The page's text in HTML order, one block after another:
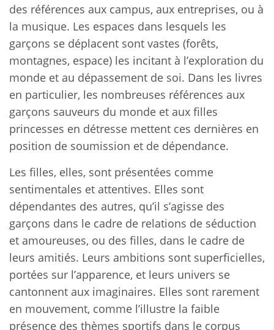
des références aux campus, aux entreprises, ou à
la musique. Les espaces dans lesquels les
garçons se déplacent sont vastes (forêts,
montagnes, espace) les incitant à l’exploration du
monde et au dépassement de soi. Dans les livres
en particulier, les nombreuses références aux
garçons sauveurs du monde et aux filles
princesses en détresse mettent ces dernières en
position de soumission et de dépendance.
Les filles, elles, sont présentées comme
sentimentales et attentives. Elles sont
dépendantes des autres, qu’il s’agisse des
garçons dans le cadre de relations de séduction
et amoureuses, ou des filles, dans le cadre de
leurs amitiés. Leurs ambitions sont superficielles,
portées sur l’apparence, et leurs univers se
cantonnent aux imaginaires. Elles sont rarement
en mouvement, comme l’illustre la faible
présence des thèmes sportifs dans le corpus